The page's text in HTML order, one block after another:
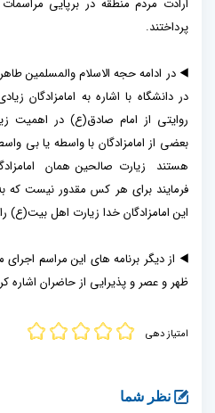
ارادت مردم منطقه در برپایی
پرداختند.
◀️ در ادامه حجه الاسلام والمسلمین
در دانشگاه با اشاره به امامزادگان
روایتی از امام صادق(ع) در اهمیت
بعضی از امامزادگان با واسطه یا بی
هستند زیارت صالحین همان
فرمایند برای هر کس مقدور نیست که به
این امامزادگان خدا زیارت اهل بیت(ع)
◀️ از دیگر برنامه های این مراسم اجرای
ظهر و عصر و پذیرایی از حاضران اشاره
امتیاز دهی
نظر شما